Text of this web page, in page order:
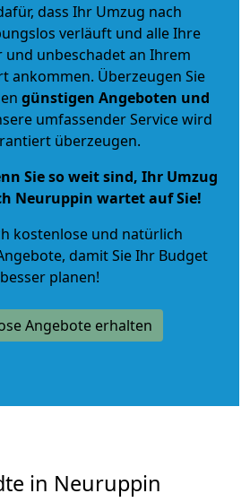
dass Ihr Umzug nach
verläuft und alle Ihre
und unbeschadet an Ihrem
ankommen. Überzeugen Sie
günstigen Angeboten und
umfassender Service wird
überzeugen.
Sie so weit sind, Ihr Umzug
Neuruppin wartet auf Sie!
kostenlose und natürlich
, damit Sie Ihr Budget
besser planen!
Angebote erhalten
in Neuruppin